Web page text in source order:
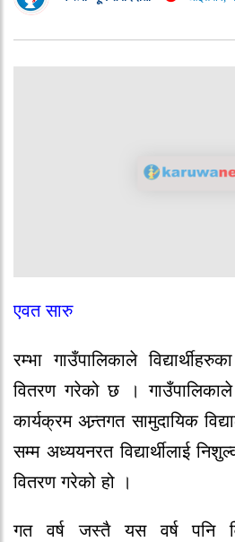
एवत सारु
रम्भा गाउँपालिकाले
वितरण गरेको छ । गाउँपालिकाले
कार्यक्रम अन्र्तगत सामुदायिक
सम्म अध्ययनरत विद्यार्थीलाई
वितरण गरेको हो ।
गत वर्ष जस्तै यस वर्ष पनि